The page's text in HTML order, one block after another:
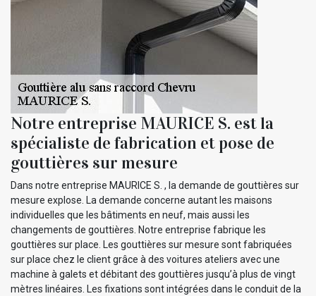
Notre entreprise MAURICE S. est la
spécialiste de fabrication et pose de
gouttières sur mesure
Dans notre entreprise MAURICE S. , la demande de gouttières sur
mesure explose. La demande concerne autant les maisons
individuelles que les bâtiments en neuf, mais aussi les
changements de gouttières. Notre entreprise fabrique les
gouttières sur place. Les gouttières sur mesure sont fabriquées
sur place chez le client grâce à des voitures ateliers avec une
machine à galets et débitant des gouttières jusqu’à plus de vingt
mètres linéaires. Les fixations sont intégrées dans le conduit de la